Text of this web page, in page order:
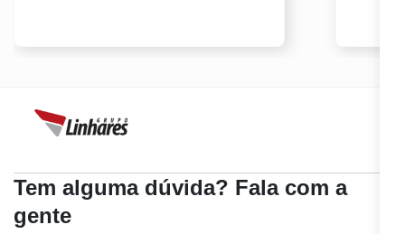
Tem alguma dúvida? Fala com a
gente